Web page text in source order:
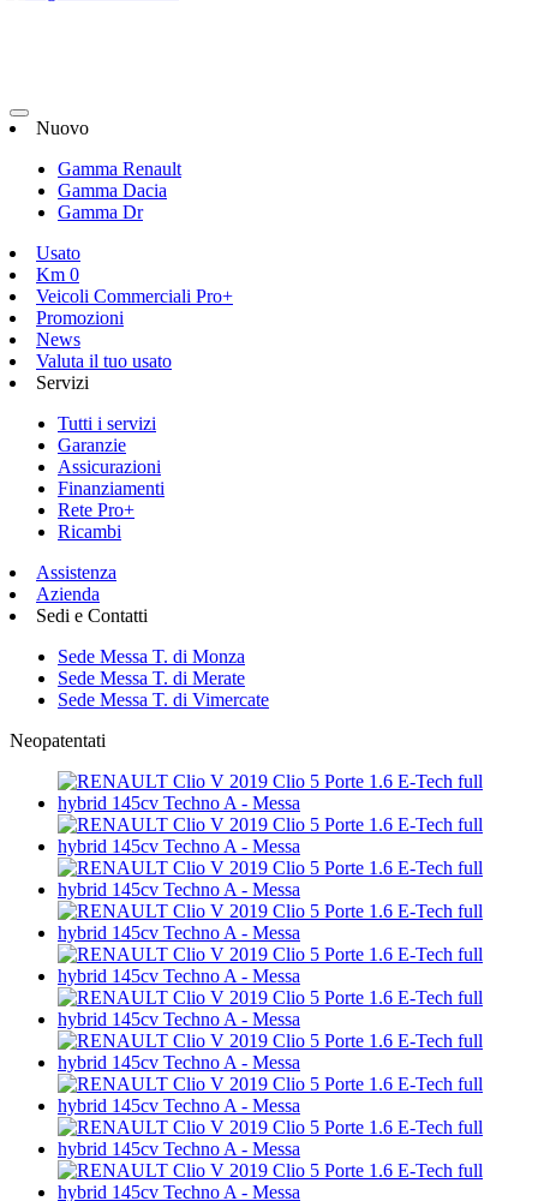
Nuovo
Gamma Renault
Gamma Dacia
Gamma Dr
Usato
Km 0
Veicoli Commerciali Pro+
Promozioni
News
Valuta il tuo usato
Servizi
Tutti i servizi
Garanzie
Assicurazioni
Finanziamenti
Rete Pro+
Ricambi
Assistenza
Azienda
Sedi e Contatti
Sede Messa T. di Monza
Sede Messa T. di Merate
Sede Messa T. di Vimercate
Neopatentati